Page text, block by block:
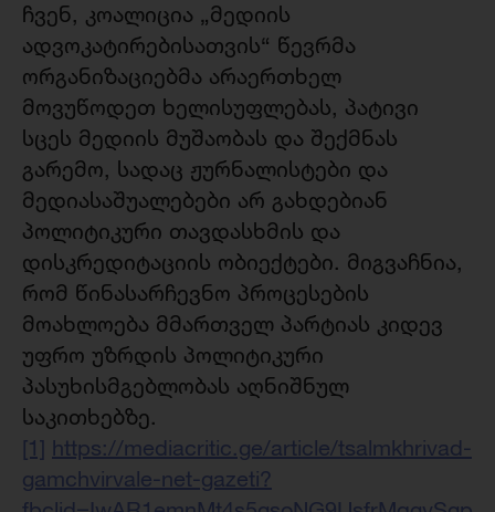
ჩვენ, კოალიცია „მედიის
ადვოკატირებისათვის“ წევრმა
ორგანიზაციებმა არაერთხელ
მოვუწოდეთ ხელისუფლებას, პატივი
სცეს მედიის მუშაობას და შექმნას
გარემო, სადაც ჟურნალისტები და
მედიასაშუალებები არ გახდებიან
პოლიტიკური თავდასხმის და
დისკრედიტაციის ობიექტები. მიგვაჩნია,
რომ წინასარჩევნო პროცესების
მოახლოება მმართველ პარტიას კიდევ
უფრო უზრდის პოლიტიკური
პასუხისმგებლობას აღნიშნულ
საკითხებზე.
[1] https://mediacritic.ge/article/tsalmkhrivad-
gamchvirvale-net-gazeti?